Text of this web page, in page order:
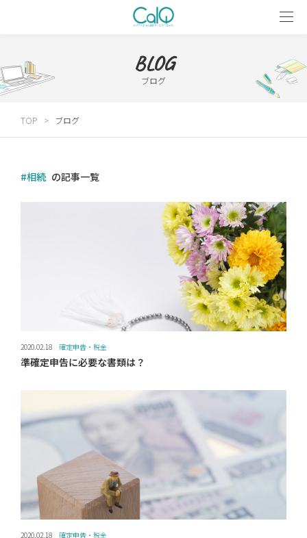
BLOG
ブログ
TOP ブログ
#相続 の記事一覧
2020.02.18 確定申告・税金
準確定申告に必要な書類は？
2020.02.18 確定申告・税金